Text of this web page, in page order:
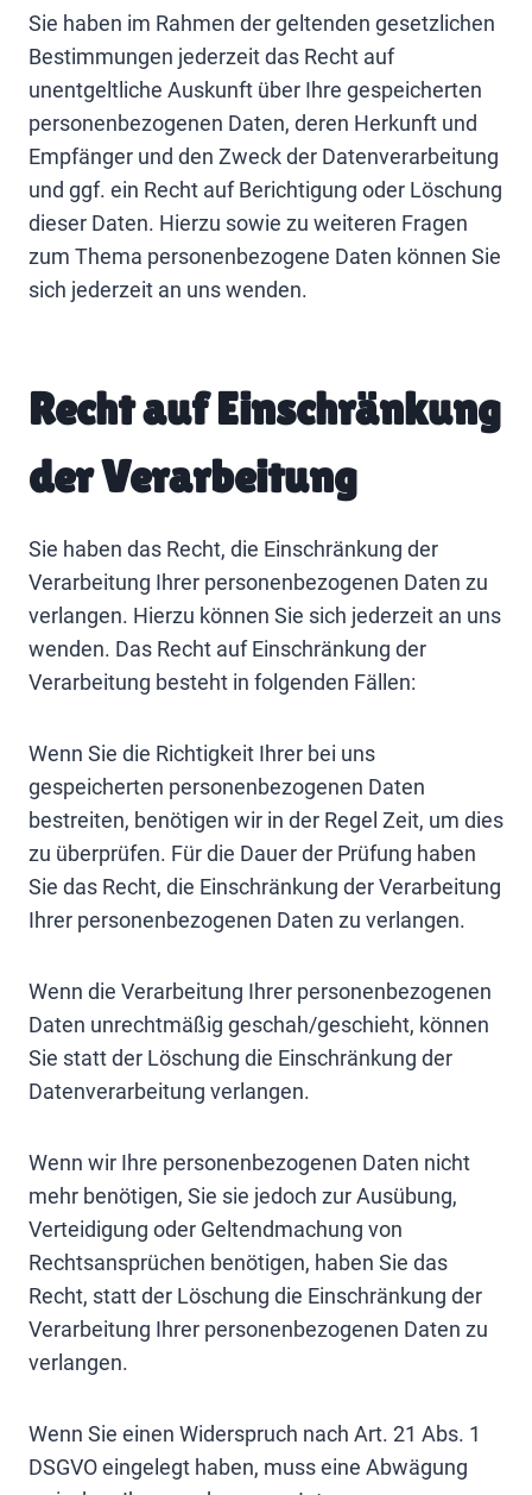
Sie haben im Rahmen der geltenden gesetzlichen
Bestimmungen jederzeit das Recht auf
unentgeltliche Auskunft über Ihre gespeicherten
personenbezogenen Daten, deren Herkunft und
Empfänger und den Zweck der Datenverarbeitung
und ggf. ein Recht auf Berichtigung oder Löschung
dieser Daten. Hierzu sowie zu weiteren Fragen
zum Thema personenbezogene Daten können Sie
sich jederzeit an uns wenden.
Recht auf Einschränkung
der Verarbeitung
Sie haben das Recht, die Einschränkung der
Verarbeitung Ihrer personenbezogenen Daten zu
verlangen. Hierzu können Sie sich jederzeit an uns
wenden. Das Recht auf Einschränkung der
Verarbeitung besteht in folgenden Fällen:
Wenn Sie die Richtigkeit Ihrer bei uns
gespeicherten personenbezogenen Daten
bestreiten, benötigen wir in der Regel Zeit, um dies
zu überprüfen. Für die Dauer der Prüfung haben
Sie das Recht, die Einschränkung der Verarbeitung
Ihrer personenbezogenen Daten zu verlangen.
Wenn die Verarbeitung Ihrer personenbezogenen
Daten unrechtmäßig geschah/geschieht, können
Sie statt der Löschung die Einschränkung der
Datenverarbeitung verlangen.
Wenn wir Ihre personenbezogenen Daten nicht
mehr benötigen, Sie sie jedoch zur Ausübung,
Verteidigung oder Geltendmachung von
Rechtsansprüchen benötigen, haben Sie das
Recht, statt der Löschung die Einschränkung der
Verarbeitung Ihrer personenbezogenen Daten zu
verlangen.
Wenn Sie einen Widerspruch nach Art. 21 Abs. 1
DSGVO eingelegt haben, muss eine Abwägung